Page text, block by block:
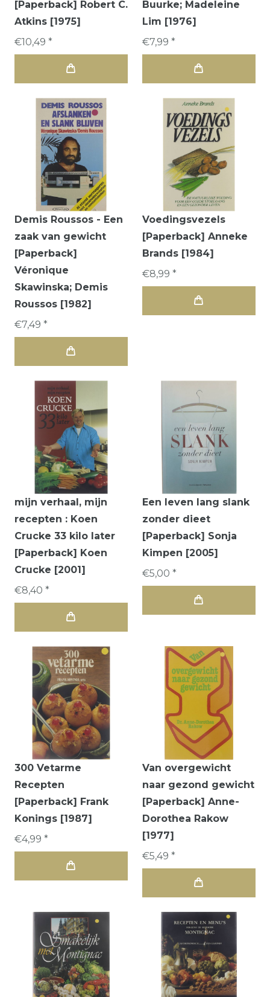
[Paperback] Robert C.
Atkins [1975]
€10,49 *
Buurke; Madeleine
Lim [1976]
€7,99 *
Demis Roussos - Een
zaak van gewicht
[Paperback]
Véronique
Skawinska; Demis
Roussos [1982]
€7,49 *
Voedingsvezels
[Paperback] Anneke
Brands [1984]
€8,99 *
mijn verhaal, mijn
recepten : Koen
Crucke 33 kilo later
[Paperback] Koen
Crucke [2001]
€8,40 *
Een leven lang slank
zonder dieet
[Paperback] Sonja
Kimpen [2005]
€5,00 *
300 Vetarme
Recepten
[Paperback] Frank
Konings [1987]
€4,99 *
Van overgewicht
naar gezond gewicht
[Paperback] Anne-
Dorothea Rakow
[1977]
€5,49 *